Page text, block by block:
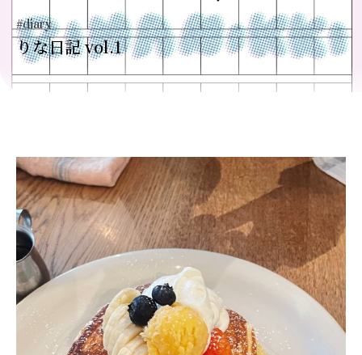
#diary
りな日記 vol.1